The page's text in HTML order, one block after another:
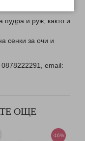
пудра и руж, както и
сенки за очи и
email:
ОЩЕ
-16%